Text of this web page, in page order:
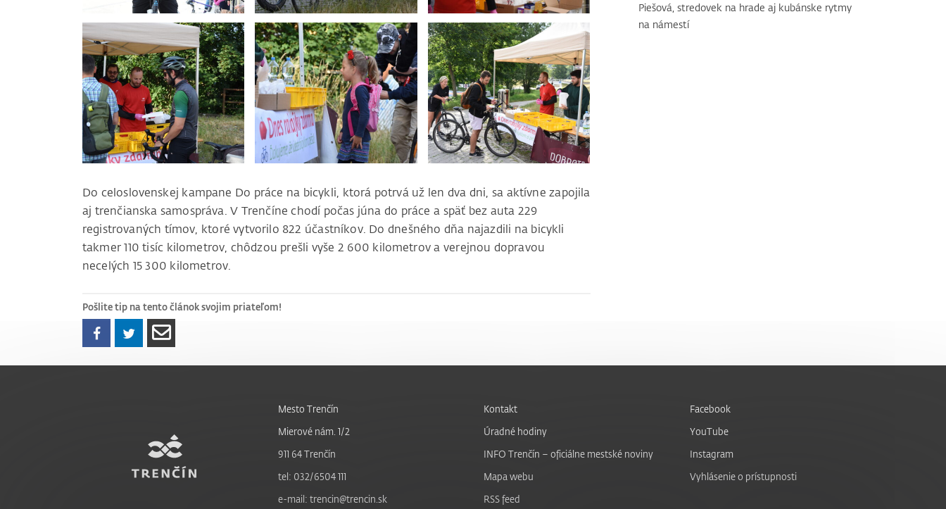
Do celoslovenskej kampane Do práce na bicykli, ktorá potrvá už len dva dni, sa aktívne zapojila
aj trenčianska samospráva. V Trenčíne chodí počas júna do práce a späť bez auta 229
registrovaných tímov, ktoré vytvorilo 822 účastníkov. Do dnešného dňa najazdili na bicykli
takmer 110 tisíc kilometrov, chôdzou prešli vyše 2 600 kilometrov a verejnou dopravou
necelých 15 300 kilometrov.
Pošlite tip na tento článok svojim priateľom!
Piešová, stredovek na hrade aj kubánske rytmy
na námestí
Mesto Trenčín
Mierové nám. 1/2
911 64 Trenčín
tel: 032/6504 111
e-mail: trencin@trencin.sk
Kontakt
Úradné hodiny
INFO Trenčín – oficiálne mestské noviny
Mapa webu
RSS feed
Facebook
YouTube
Instagram
Vyhlásenie o prístupnosti